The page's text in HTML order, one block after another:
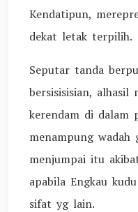
Kendatipun,
dekat letak terpilih.
Seputar tanda
bersisisisian, alhasil
kerendam di dalam
menampung
menjumpai itu
apabila Engkau
sifat yg lain.